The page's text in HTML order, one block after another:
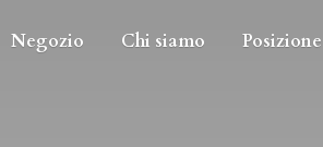
Negozio Chi siamo Posizione